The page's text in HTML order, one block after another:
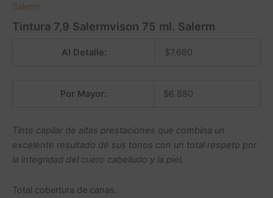
Salerm
Tintura 7,9 Salermvison 75 ml. Salerm
Al Detalle: $7.680
Por Mayor: $6.880
Tinte capilar de altas prestaciones que combina un
excelente resultado de sus tonos con un total respeto por
la integridad del cuero cabelludo y la piel.
Total cobertura de canas.